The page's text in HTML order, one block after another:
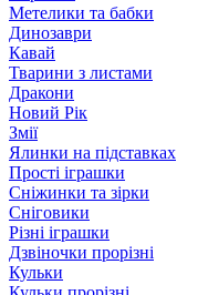
Метелики та бабки
Динозаври
Кавай
Тварини з листами
Дракони
Новий Рік
Змії
Ялинки на підставках
Прості іграшки
Сніжинки та зірки
Сніговики
Різні іграшки
Дзвіночки прорізні
Кульки